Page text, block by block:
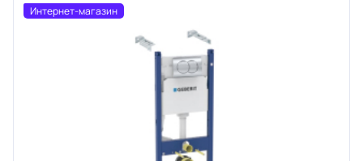
Интернет-магазин